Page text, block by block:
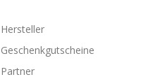
Hersteller
Geschenkgutscheine
Partner